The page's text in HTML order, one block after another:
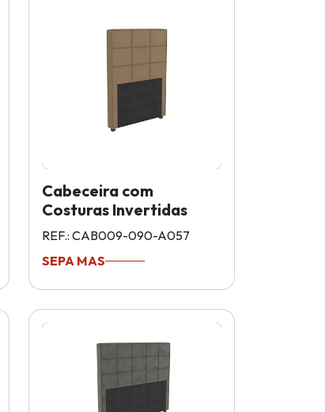
Cabeceira com
Costuras Invertidas
REF.: CAB009-090-A057
SEPA MAS